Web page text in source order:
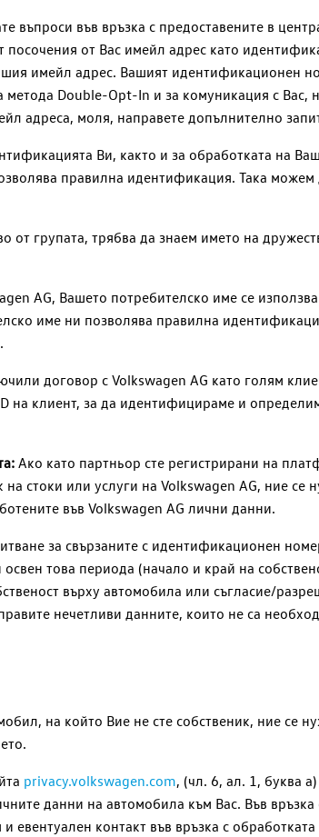
въпроси във връзка с предоставените в
посочения от Вас имейл адрес като
имейл адрес. Вашият идентификационен
метода Double-Opt-In и за комуникация с Вас,
адреса, моля, направете допълнително
Ви, както и за обработката на
правилна идентификация. Така можем
от групата, трябва да знаем името на
AG, Вашето потребителско име се
име ни позволява правилна
договор с Volkswagen AG като голям
на клиент, за да идентифицираме и
Ако като партньор сте регистрирани на
на стоки или услуги на Volkswagen AG, ние се
във Volkswagen AG лични данни.
за свързаните с идентификационен
това периода (начало и край на
върху автомобила или съгласие/
нечетливи данните, които не са
на който Вие не сте собственик, ние се
privacy.volkswagen.com, (чл. 6, ал. 1, буква
данни на автомобила към Вас. Във връзка
евентуален контакт във връзка с